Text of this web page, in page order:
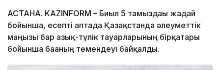
АСТАНА. KAZINFORM – Биыл 5 тамыздағы жағдай
бойынша, есепті аптада Қазақстанда әлеуметтік
маңызы бар азық-түлік тауарларының бірқатары
бойынша бағаның төмендеуі байқалды.